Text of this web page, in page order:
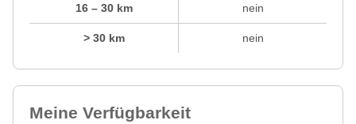
16 – 30 km
> 30 km
nein
nein
Meine Verfügbarkeit